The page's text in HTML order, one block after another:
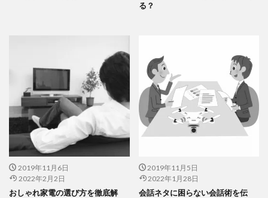
る？
2019年11月6日
2022年2月2日
おしゃれ家電の選び方を徹底解
2019年11月5日
2022年1月28日
会話ネタに困らない会話術を伝